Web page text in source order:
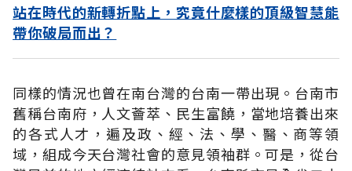
站在時代的新轉折點上，究竟什麼樣的頂級智慧能
帶你破局而出？
同樣的情況也曾在南台灣的台南一帶出現。台南市
舊稱台南府，人文薈萃、民生富饒，當地培養出來
的各式人才，遍及政、經、法、學、醫、商等領
域，組成今天台灣社會的意見領袖群。可是，從台